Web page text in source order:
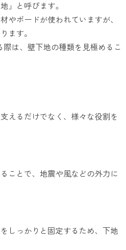
」と呼びます。
やボードが使われていますが、
ます。
際は、壁下地の種類を見極めるこ
えるだけでなく、様々な役割を
ことで、地震や風などの外力に
しっかりと固定するため、下地